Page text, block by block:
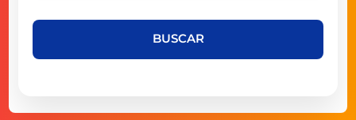
BUSCAR